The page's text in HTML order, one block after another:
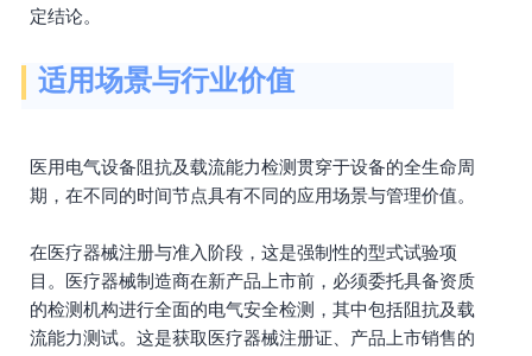
定结论。
适用场景与行业价值
医用电气设备阻抗及载流能力检测贯穿于设备的全生命周
期，在不同的时间节点具有不同的应用场景与管理价值。
在医疗器械注册与准入阶段，这是强制性的型式试验项
目。医疗器械制造商在新产品上市前，必须委托具备资质
的检测机构进行全面的电气安全检测，其中包括阻抗及载
流能力测试。这是获取医疗器械注册证、产品上市销售的